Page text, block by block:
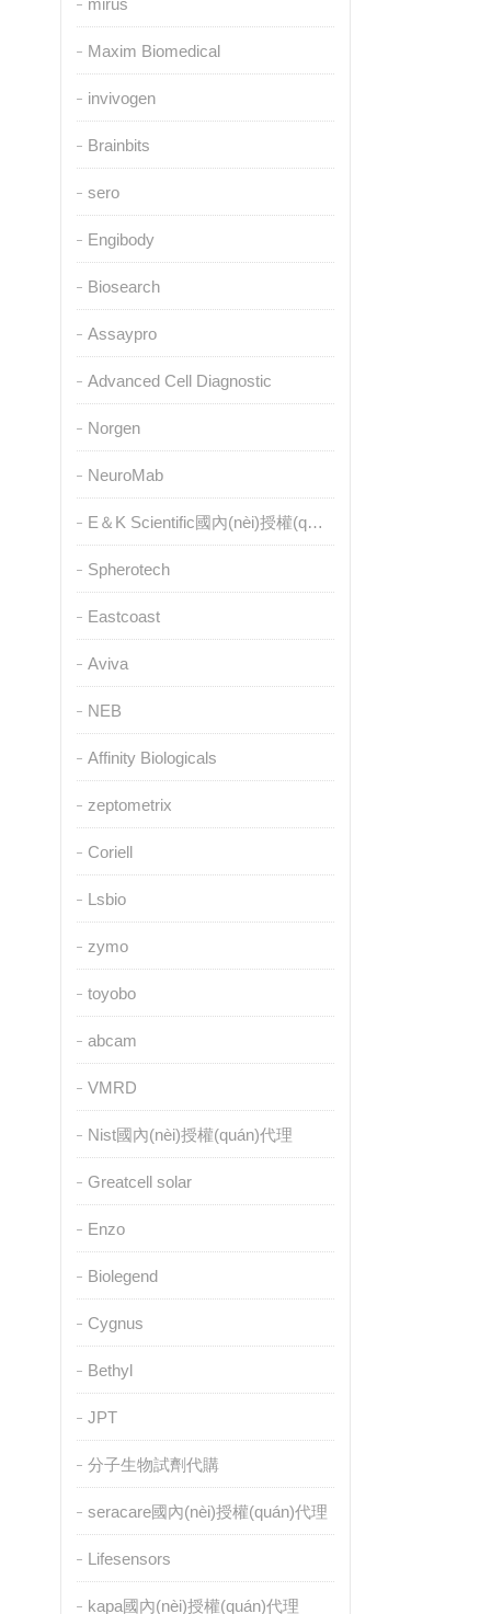
mirus
Maxim Biomedical
invivogen
Brainbits
sero
Engibody
Biosearch
Assaypro
Advanced Cell Diagnostic
Norgen
NeuroMab
E＆K Scientific國內(nèi)授權(quán)代理
Spherotech
Eastcoast
Aviva
NEB
Affinity Biologicals
zeptometrix
Coriell
Lsbio
zymo
toyobo
abcam
VMRD
Nist國內(nèi)授權(quán)代理
Greatcell solar
Enzo
Biolegend
Cygnus
Bethyl
JPT
分子生物試劑代購
seracare國內(nèi)授權(quán)代理
Lifesensors
kapa國內(nèi)授權(quán)代理